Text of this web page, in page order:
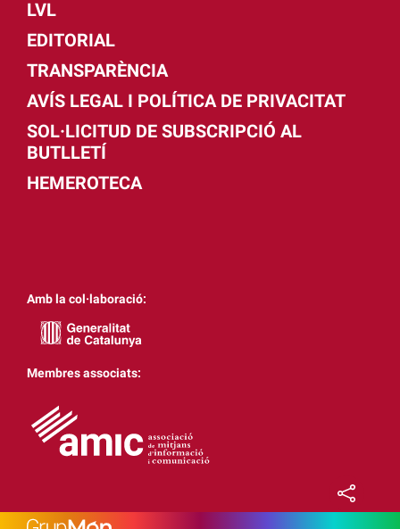
LVL
EDITORIAL
TRANSPARÈNCIA
AVÍS LEGAL I POLÍTICA DE PRIVACITAT
SOL·LICITUD DE SUBSCRIPCIÓ AL
BUTLLETÍ
HEMEROTECA
Amb la col·laboració:
Membres associats: